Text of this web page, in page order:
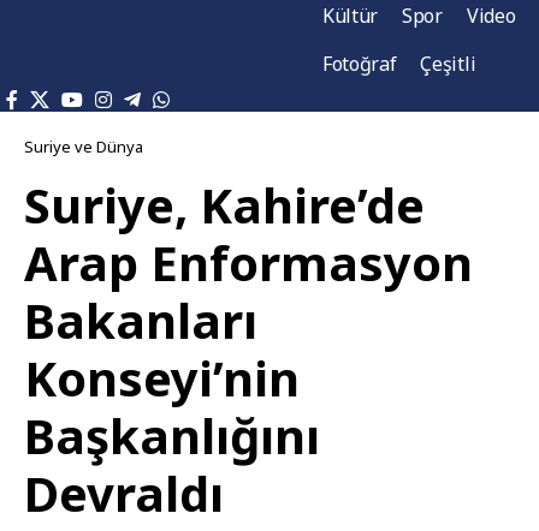
Kültür
Spor
Video
Fotoğraf
Çeşitli
Suriye ve Dünya
Suriye, Kahire’de
Arap Enformasyon
Bakanları
Konseyi’nin
Başkanlığını
Devraldı